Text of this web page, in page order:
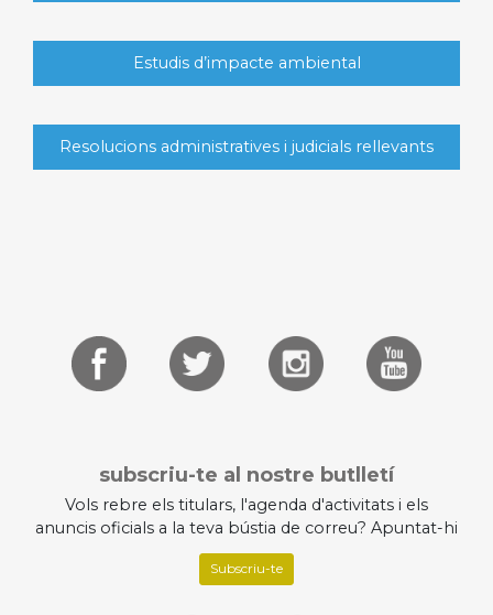
Estudis d’impacte ambiental
Resolucions administratives i judicials rellevants
subscriu-te al nostre butlletí
Vols rebre els titulars, l'agenda d'activitats i els
anuncis oficials a la teva bústia de correu? Apuntat-hi
Subscriu-te